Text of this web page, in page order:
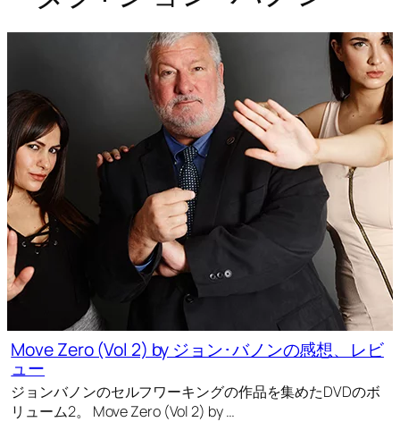
Move Zero (Vol 2) by ジョン･バノンの感想、レビ
ュー
ジョンバノンのセルフワーキングの作品を集めたDVDのボ
リューム2。 Move Zero (Vol 2) by …